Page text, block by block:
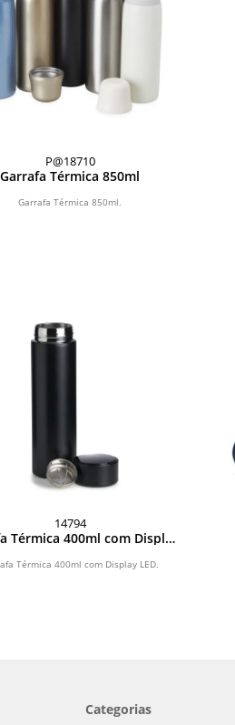
P@18710
Garrafa Térmica 850ml
Garrafa Térmica 850ml.
14794
Térmica 400ml com Display
Térmica 400ml com Display LED.
Categorias